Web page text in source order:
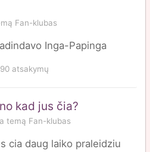
Fan-klubas
Inga-Papinga
atsakymų
kad jus čia?
temą Fan-klubas
cia daug laiko praleidziu